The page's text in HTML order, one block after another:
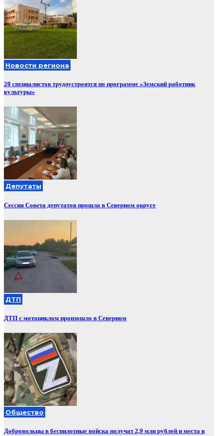
Новости региона
20 специалистов трудоустроятся по программе «Земский работник
культуры»
Депутаты
Сессия Совета депутатов прошла в Северном округе
ДТП
ДТП с мотоциклом произошло в Северном
Общество
Добровольцы в беспилотные войска получат 2,9 млн рублей и места в